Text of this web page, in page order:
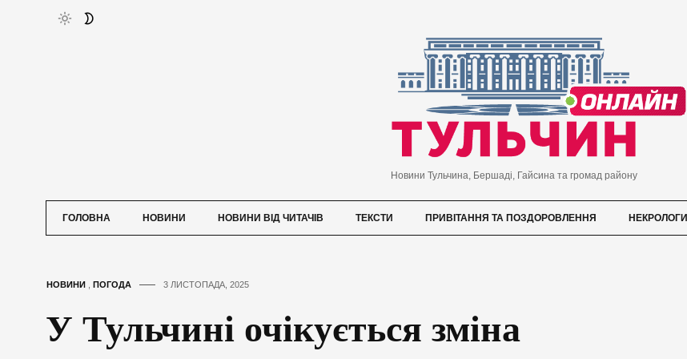
Новини Тульчина, Бершаді, Гайсина та громад району
ГОЛОВНА НОВИНИ НОВИНИ ВІД ЧИТАЧІВ ТЕКСТИ ПРИВІТАННЯ ТА ПОЗДОРОВЛЕННЯ НЕКРОЛОГИ
НОВИНИ ПОГОДА 3 ЛИСТОПАДА, 2025
У Тульчині очікується зміна